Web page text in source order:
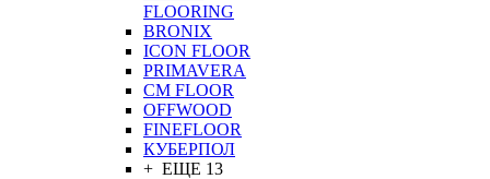
FLOORING
BRONIX
ICON FLOOR
PRIMAVERA
CM FLOOR
OFFWOOD
FINEFLOOR
КУБЕРПОЛ
+ ЕЩЕ 13